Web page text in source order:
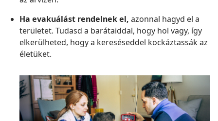
Ha evakuálást rendelnek el, azonnal hagyd el a
területet. Tudasd a barátaiddal, hogy hol vagy, így
elkerülheted, hogy a kereséseddel kockáztassák az
életüket.